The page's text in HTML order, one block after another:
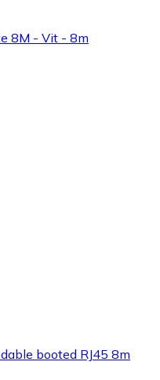
8M - Vit - 8m
booted RJ45 8m